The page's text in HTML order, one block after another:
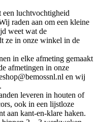
luchtvochtigheid
raden aan om een kleine
weet wat de
ze in onze winkel in de
in elke afmeting gemaakt
afmetingen in onze
en wij
leveren in houten of
ook in een lijstloze
aan kant-en-klare haken.